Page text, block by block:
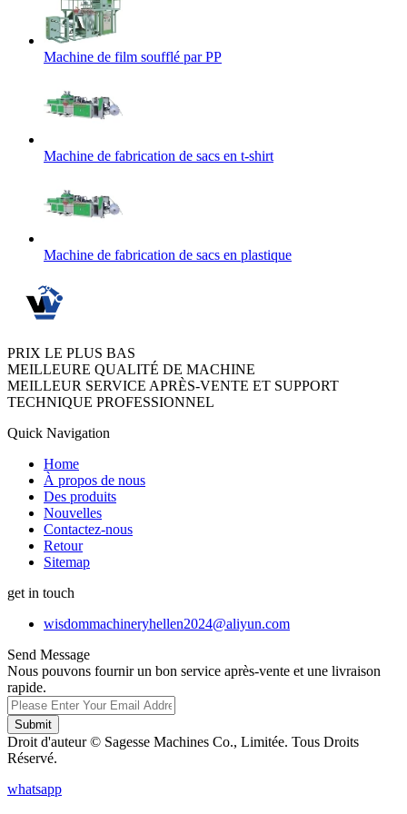
Machine de film soufflé par PP
Machine de fabrication de sacs en t-shirt
Machine de fabrication de sacs en plastique
PRIX LE PLUS BAS
MEILLEURE QUALITÉ DE MACHINE
MEILLEUR SERVICE APRÈS-VENTE ET SUPPORT
TECHNIQUE PROFESSIONNEL
Quick Navigation
Home
À propos de nous
Des produits
Nouvelles
Contactez-nous
Retour
Sitemap
get in touch
wisdommachineryhellen2024@aliyun.com
Send Message
Nous pouvons fournir un bon service après-vente et une livraison
rapide.
Submit
Droit d'auteur © Sagesse Machines Co., Limitée. Tous Droits
Réservé.
whatsapp